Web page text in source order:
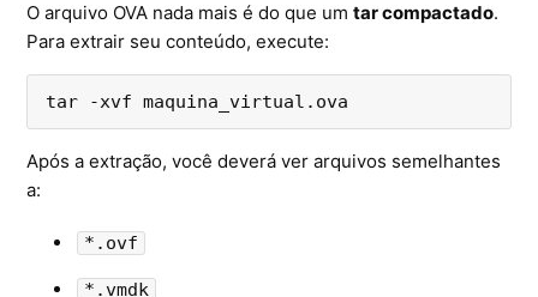
O arquivo OVA nada mais é do que umtar compactado.
Para extrair seu conteúdo, execute:
tar -xvf maquina_virtual.ova
Após a extração, você deverá ver arquivos semelhantes
a:
*.ovf
*.vmdk